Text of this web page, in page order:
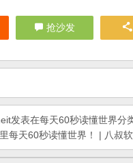
抢沙发
发表在每天60秒读懂世界分
每天60秒读懂世界！ | 八叔